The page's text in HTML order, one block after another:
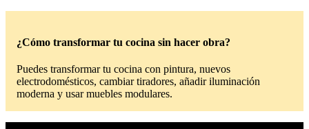
¿Cómo transformar tu cocina sin hacer obra?
Puedes transformar tu cocina con pintura, nuevos
electrodomésticos, cambiar tiradores, añadir iluminación
moderna y usar muebles modulares.